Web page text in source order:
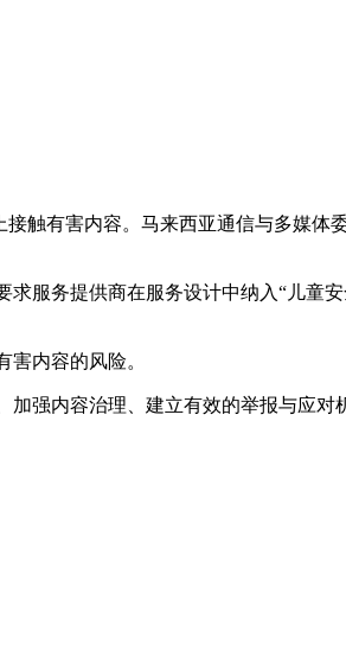
触有害内容。马来西亚通信与多媒体
服务提供商在服务设计中纳入“儿童
内容的风险。
强内容治理、建立有效的举报与应